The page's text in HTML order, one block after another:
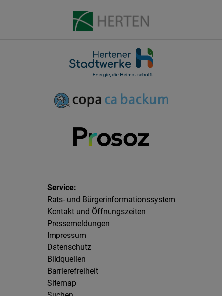
Rats- und Bürgerinformationssystem
Kontakt und Öffnungszeiten
Pressemeldungen
Impressum
Datenschutz
Bildquellen
Barrierefreiheit
Sitemap